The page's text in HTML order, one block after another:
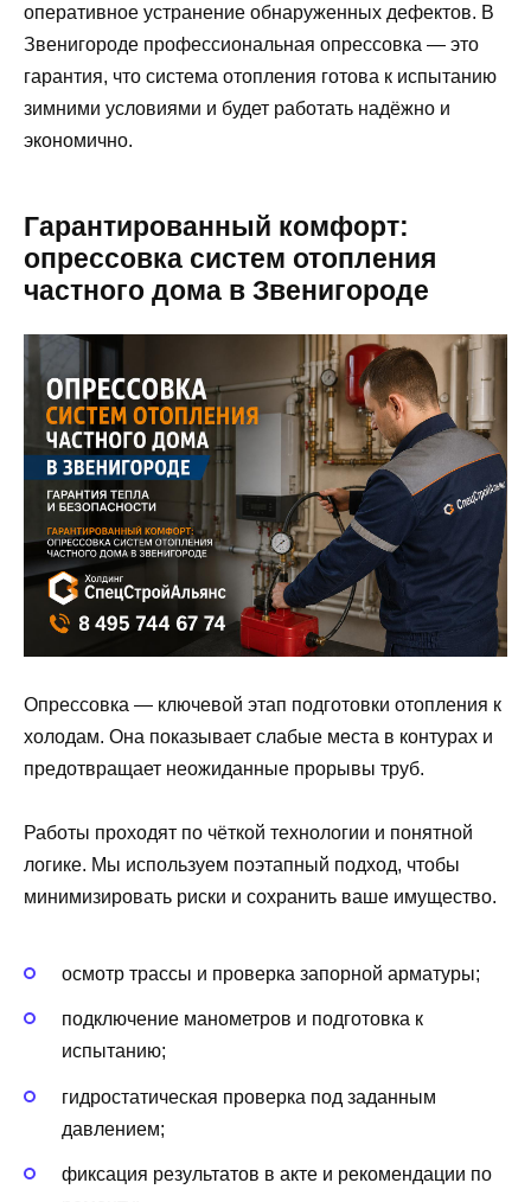
оперативное устранение обнаруженных дефектов. В
Звенигороде профессиональная опрессовка — это
гарантия, что система отопления готова к испытанию
зимними условиями и будет работать надёжно и
экономично.
Гарантированный комфорт:
опрессовка систем отопления
частного дома в Звенигороде
Опрессовка — ключевой этап подготовки отопления к
холодам. Она показывает слабые места в контурах и
предотвращает неожиданные прорывы труб.
Работы проходят по чёткой технологии и понятной
логике. Мы используем поэтапный подход, чтобы
минимизировать риски и сохранить ваше имущество.
осмотр трассы и проверка запорной арматуры;
подключение манометров и подготовка к
испытанию;
гидростатическая проверка под заданным
давлением;
фиксация результатов в акте и рекомендации по